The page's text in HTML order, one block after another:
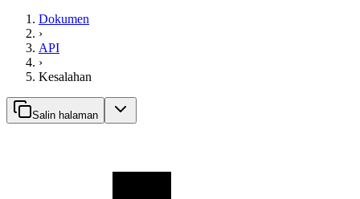
Dokumen
›
API
›
Kesalahan
Salin halaman